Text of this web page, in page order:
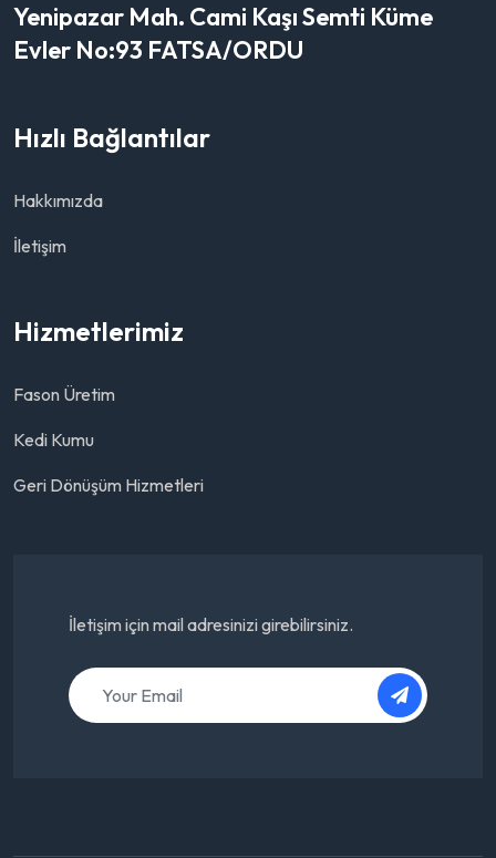
Yenipazar Mah. Cami Kaşı Semti Küme
Evler No:93 FATSA/ORDU
Hızlı Bağlantılar
Hakkımızda
İletişim
Hizmetlerimiz
Fason Üretim
Kedi Kumu
Geri Dönüşüm Hizmetleri
İletişim için mail adresinizi girebilirsiniz.